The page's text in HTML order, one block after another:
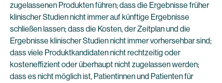
zugelassenen Produkten führen; dass die Ergebnisse früher
klinischer Studien nicht immer auf künftige Ergebnisse
schließen lassen; dass die Kosten, der Zeitplan und die
Ergebnisse klinischer Studien nicht immer vorhersehbar sind;
dass viele Produktkandidaten nicht rechtzeitig oder
kosteneffizient oder überhaupt nicht zugelassen werden;
dass es nicht möglich ist, Patientinnen und Patienten für